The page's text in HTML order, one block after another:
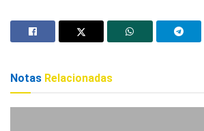
Notas Relacionadas